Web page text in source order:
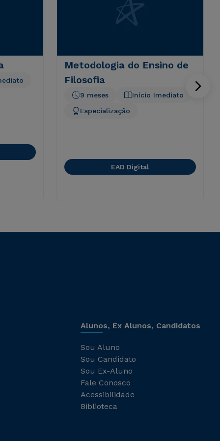
Metodologia do Ensino de
Filosofia
Início Imediato
9 meses
Especialização
EAD Digital
Alunos, Ex Alunos, Candidatos
Sou Aluno
Sou Candidato
Sou Ex-Aluno
Fale Conosco
Acessibilidade
Biblioteca